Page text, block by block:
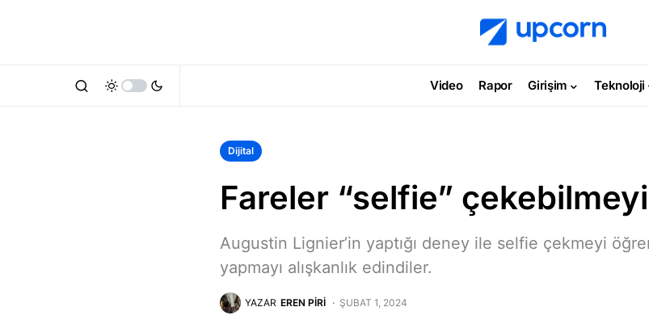
Video Rapor Girişim Teknoloji
Dijital
Fareler “selfie”
Augustin Lignier’in yaptığı deney ile selfie çekmeyi
yapmayı alışkanlık edindiler.
YAZAR EREN PIRI ŞUBAT 1, 2024